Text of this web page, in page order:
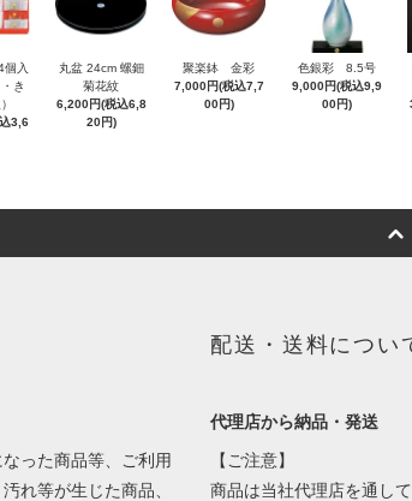
個入
き
3,6
丸盆 24cm 螺鈿
菊花紋
6,200円(税込6,8
20円)
聚楽鉢 金彩
7,000円(税込7,7
00円)
色銀彩 8.5号
9,000円(税込9,9
00円)
った商品等、ご利用
れ等が生じた商品、
配送・送料につい
代理店から納品・発送
【ご注意】
商品は当社代理店を通し